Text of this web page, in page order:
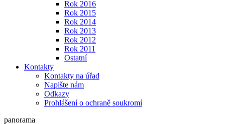
Rok 2016
Rok 2015
Rok 2014
Rok 2013
Rok 2012
Rok 2011
Ostatní
Kontakty
Kontakty na úřad
Napište nám
Odkazy
Prohlášení o ochraně soukromí
panorama